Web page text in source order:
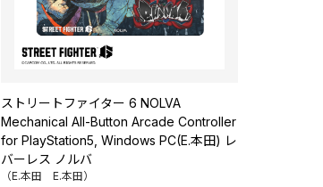
ストリートファイター 6 NOLVA
Mechanical All-Button Arcade Controller
for PlayStation5, Windows PC(E.本田) レ
バーレス ノルバ
（E.本田 E.本田）